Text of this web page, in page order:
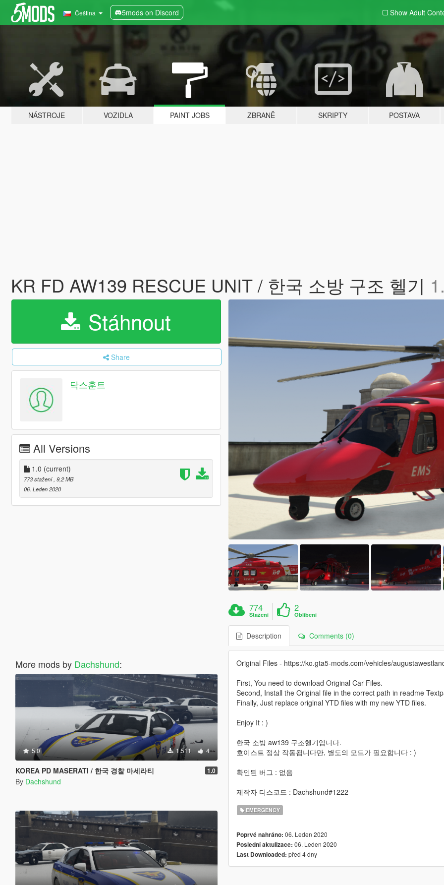
Čeština 5mods on Discord Show Adult
NÁSTROJE VOZIDLA PAINT JOBS ZBRANĚ SKRIPTY POSTAVA
KR FD AW139 RESCUE UNIT / 한국 소방 구조 헬기
Stáhnout
Share
닥스훈트
All Versions
1.0 (current)
773 stažení , 9,2 MB
06. Leden 2020
More mods by Dachshund:
5.0 1.511 4
KOREA PD MASERATI / 한국 경찰 마세라티 1.0
By Dachshund
774
Stažení
2
Oblíbení
Description Comments (0)
Original Files - https://ko.gta5-mods.com/vehicles/
First, You need to download Original Car Files.
Second, Install the Original file in the correct path in readme
Finally, Just replace original YTD files with my new YTD files.
Enjoy It : )
한국 소방 aw139 구조헬기입니다.
호이스트 정상 작동됩니다만, 별도의 모드가 필요합니다 : )
확인된 버그 : 없음
제작자 디스코드 : Dachshund#1222
EMERGENCY
Poprvé nahráno: 06. Leden 2020
Poslední aktulizace: 06. Leden 2020
Last Downloaded: před 4 dny